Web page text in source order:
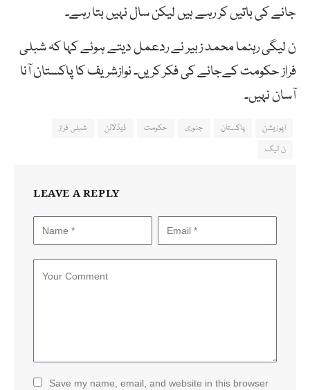
جانے کی باتیں کر رہے ہیں لیکن سال نہیں بتا رہے۔
ن لیگی رہنما محمد زبیر نے ردعمل دیتے ہوئے کہا کہ شبلی
فراز حکومت کےجانے کی فکر کریں۔ نوازشریف کا پاکستان آنا
آسان نہیں۔
اپوزیشن پاکستان جنوری حکومت ڈیڈلائن
شبلی فراز
ن لیگ
LEAVE A REPLY
Save my name, email, and website in this browser